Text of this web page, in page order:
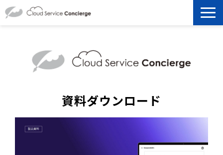
選ばれる理由
お役立ち記事
資料ダウンロード